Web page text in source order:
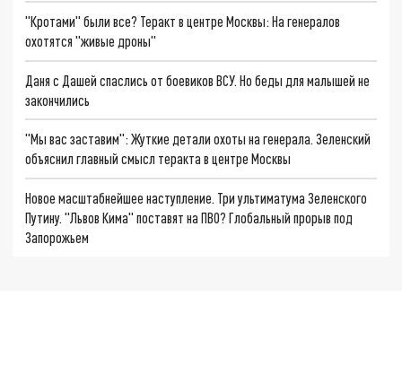
"Кротами" были все? Теракт в центре Москвы: На генералов
охотятся "живые дроны"
Даня с Дашей спаслись от боевиков ВСУ. Но беды для малышей не
закончились
"Мы вас заставим": Жуткие детали охоты на генерала. Зеленский
объяснил главный смысл теракта в центре Москвы
Новое масштабнейшее наступление. Три ультиматума Зеленского
Путину. "Львов Кима" поставят на ПВО? Глобальный прорыв под
Запорожьем